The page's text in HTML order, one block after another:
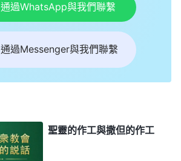
通過WhatsApp與我們聯繫
通過Messenger與我們聯繫
聖靈的作工與撒但的作工